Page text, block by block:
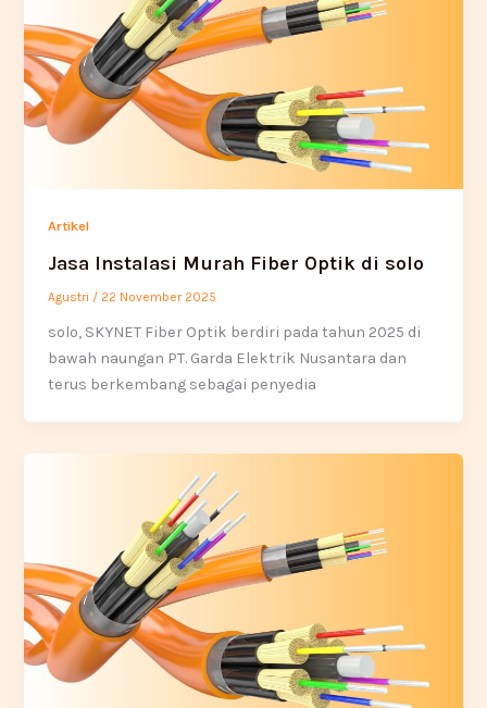
Artikel
Jasa Instalasi Murah Fiber Optik di solo
Agustri / 22 November 2025
solo, SKYNET Fiber Optik berdiri pada tahun 2025 di
bawah naungan PT. Garda Elektrik Nusantara dan
terus berkembang sebagai penyedia